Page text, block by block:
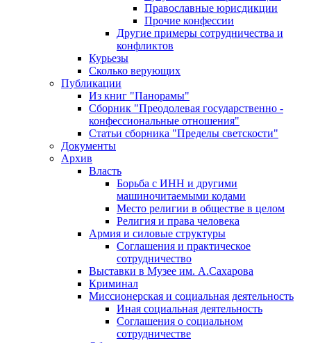
Православные юрисдикции
Прочие конфессии
Другие примеры сотрудничества и
конфликтов
Курьезы
Сколько верующих
Публикации
Из книг "Панорамы"
Сборник "Преодолевая государственно -
конфессиональные отношения"
Статьи сборника "Пределы светскости"
Документы
Архив
Власть
Борьба с ИНН и другими
машиночитаемыми кодами
Место религии в обществе в целом
Религия и права человека
Армия и силовые структуры
Соглашения и практическое
сотрудничество
Выставки в Музее им. А.Сахарова
Криминал
Миссионерская и социальная деятельность
Иная социальная деятельность
Соглашения о социальном
сотрудничестве